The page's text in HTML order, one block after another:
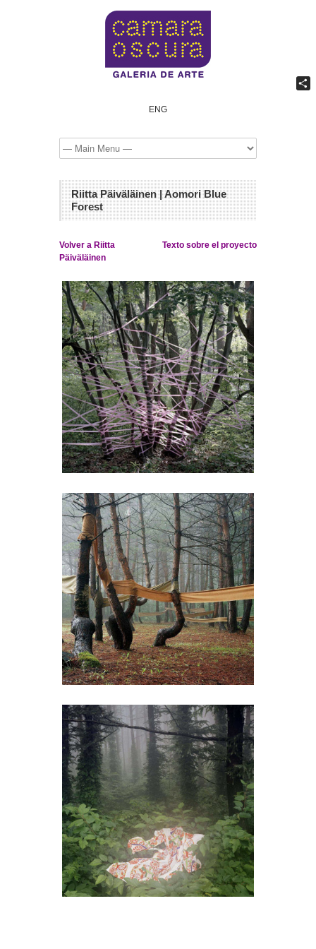
ENG
Riitta Päiväläinen | Aomori Blue
Forest
Texto sobre el proyecto
Volver a Riitta
Päiväläinen